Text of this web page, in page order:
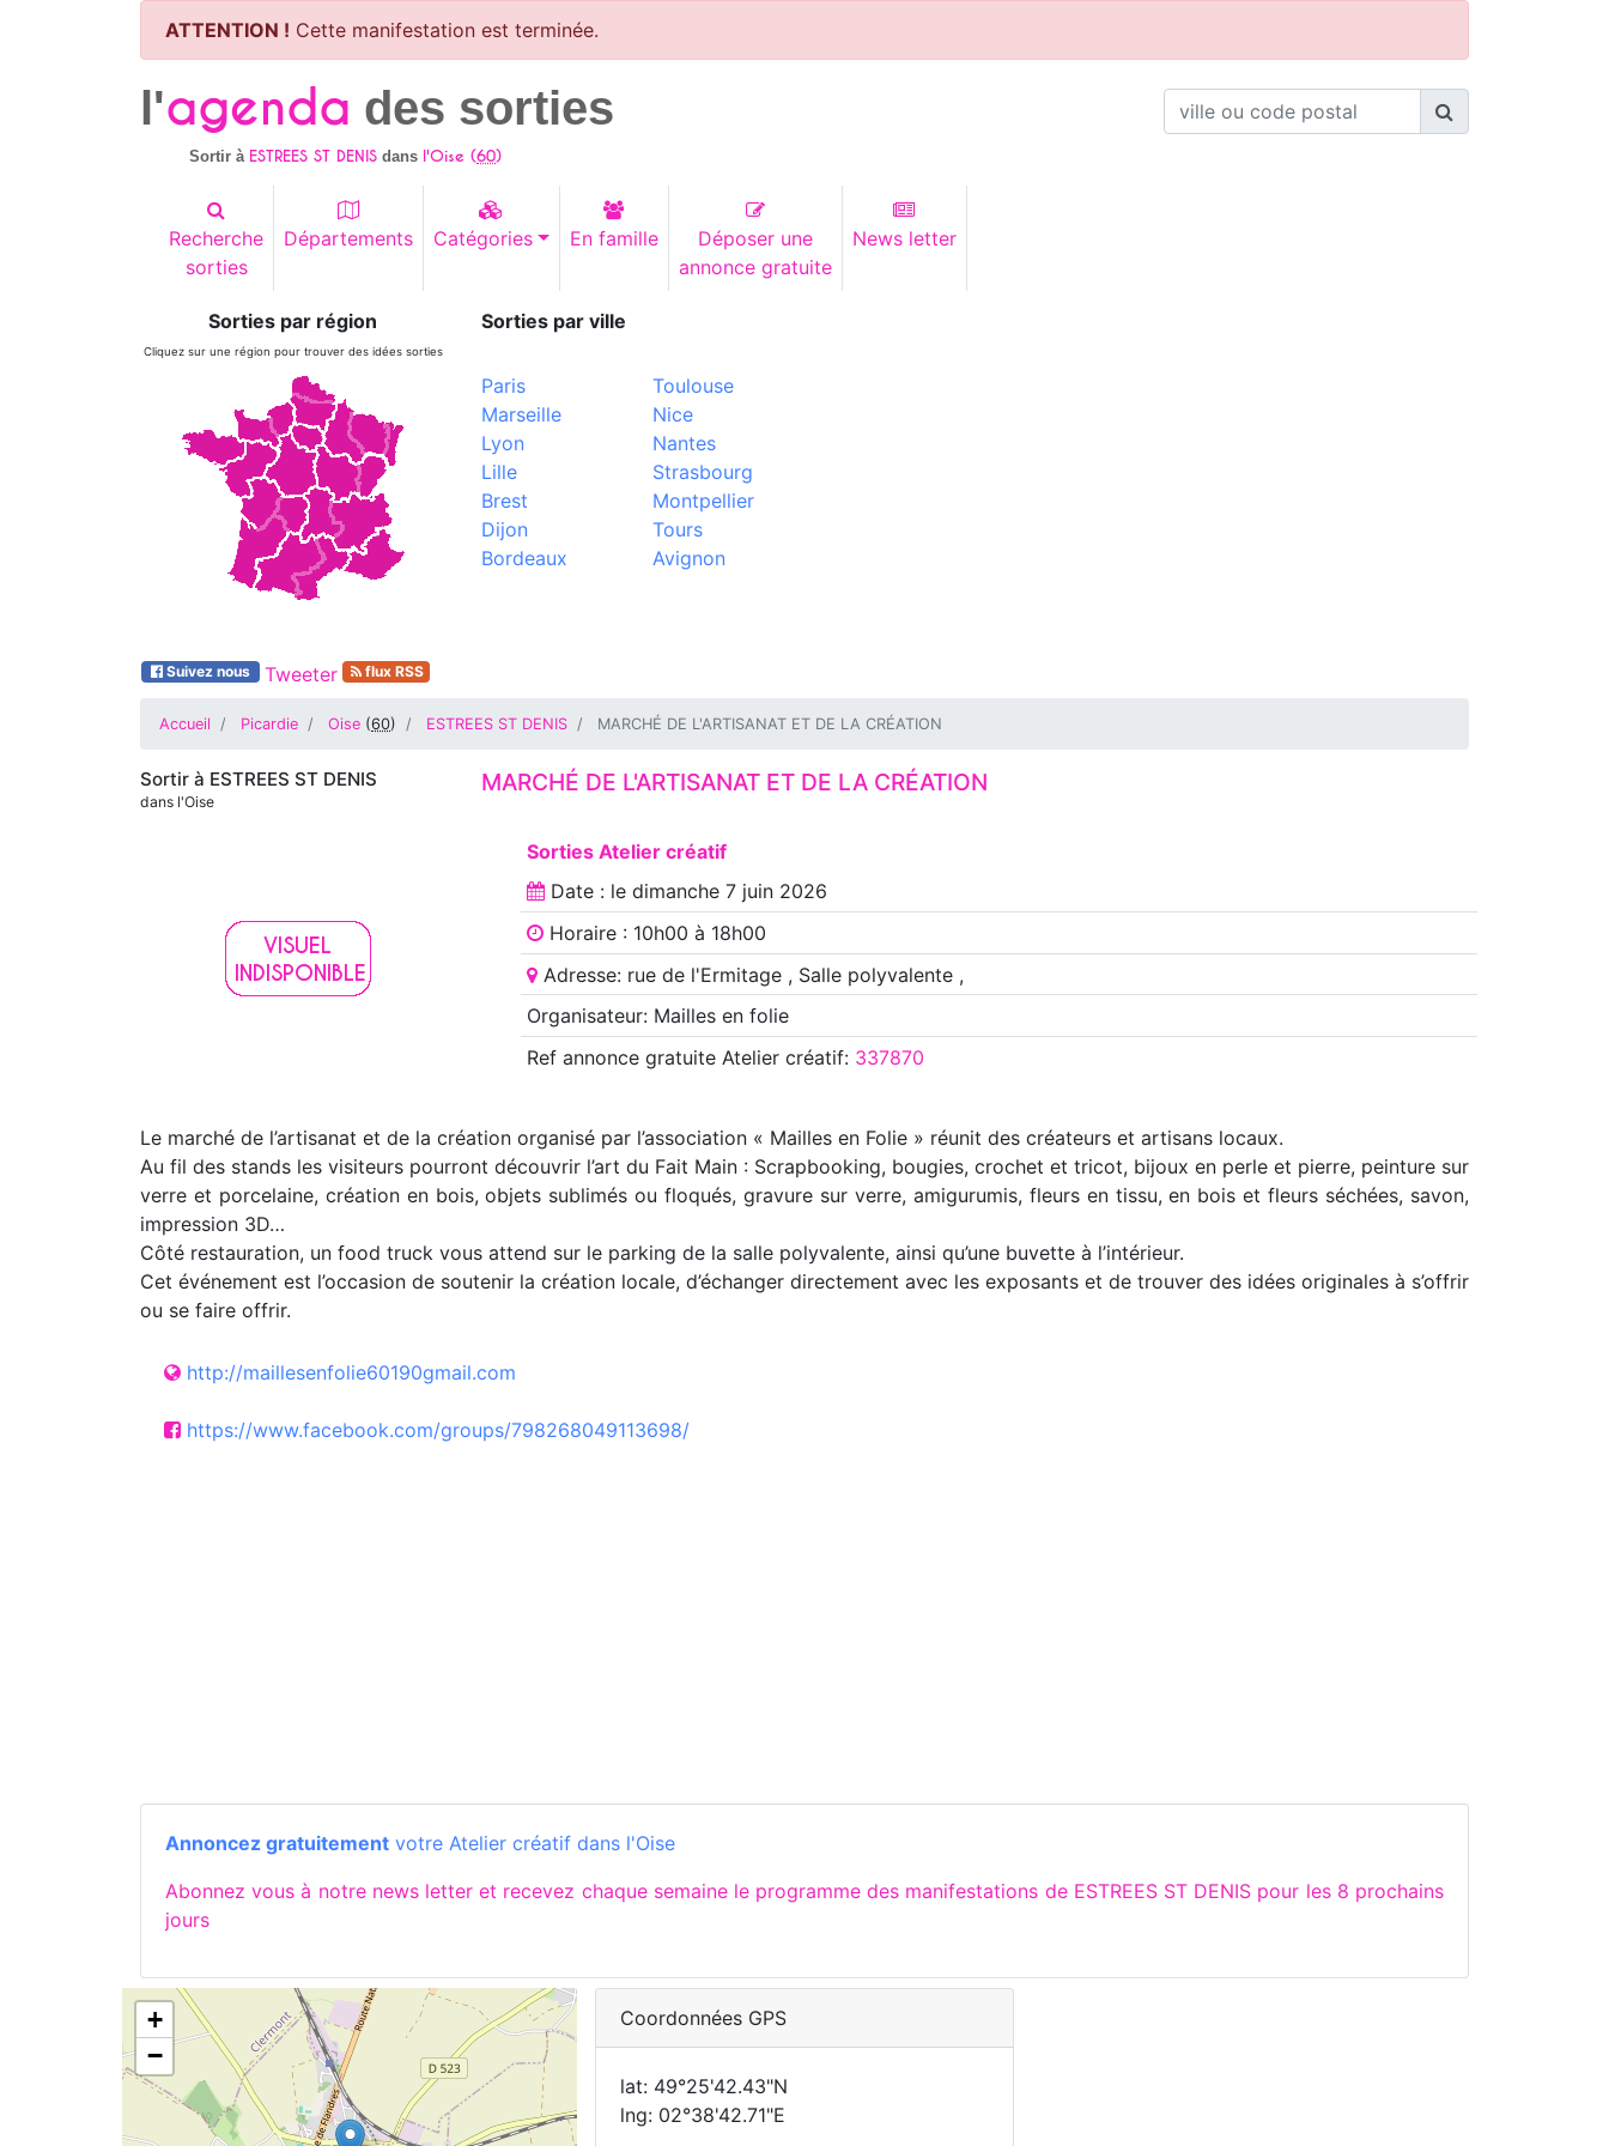
ATTENTION ! Cette manifestation est terminée.
l'agenda des sorties
Sortir à ESTREES ST DENIS dans l'Oise (60)
Recherche
sorties
Départements Catégories En famille
Déposer une
annonce gratuite
News letter
Sorties par région
Cliquez sur une région pour trouver des idées sorties
Sorties par ville
Paris
Marseille
Lyon
Lille
Brest
Dijon
Bordeaux
Toulouse
Nice
Nantes
Strasbourg
Montpellier
Tours
Avignon
Suivez nous Tweeter flux RSS
Accueil Picardie Oise (60) ESTREES ST DENIS MARCHÉ DE L'ARTISANAT ET DE LA CRÉATION
Sortir à ESTREES ST DENIS
dans l'Oise
MARCHÉ DE L'ARTISANAT ET DE LA CRÉATION
Sorties Atelier créatif
Date : le dimanche 7 juin 2026
Horaire : 10h00 à 18h00
Adresse: rue de l'Ermitage , Salle polyvalente ,
Organisateur: Mailles en folie
Ref annoncegratuite Atelier créatif: 337870
Le marché de l’artisanat et de la création organisé par l’association « Mailles en Folie » réunit des créateurs et artisans locaux.
Au fil des stands les visiteurs pourront découvrir l’art du Fait Main : Scrapbooking, bougies, crochet et tricot, bijoux en perle et pierre, peinture sur
verre et porcelaine, création en bois, objets sublimés ou floqués, gravure sur verre, amigurumis, fleurs en tissu, en bois et fleurs séchées, savon,
impression 3D…
Côté restauration, un food truck vous attend sur le parking de la salle polyvalente, ainsi qu’une buvette à l’intérieur.
Cet événement est l’occasion de soutenir la création locale, d’échanger directement avec les exposants et de trouver des idées originales à s’offrir
ou se faire offrir.
http://maillesenfolie60190gmail.com
https://www.facebook.com/groups/798268049113698/
Annoncez gratuitement votre Atelier créatif dans l'Oise
Abonnez vous à notre news letter et recevez chaque semaine le programme des manifestations de ESTREES ST DENIS pour les 8 prochains
jours
+
−
Coordonnées GPS
lat: 49°25'42.43"N
lng: 02°38'42.71"E